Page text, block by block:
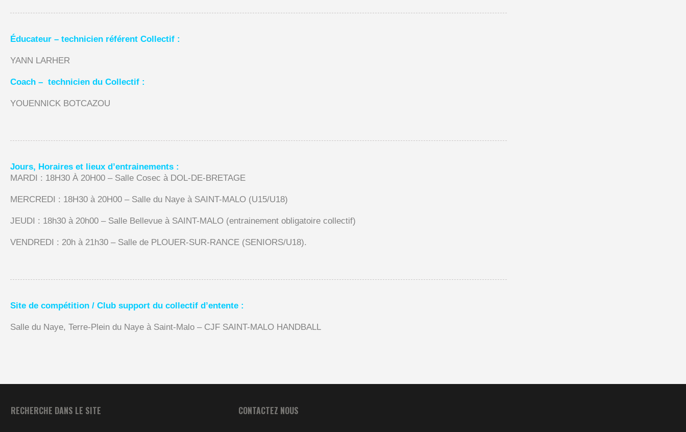
Éducateur – technicien référent Collectif :
YANN LARHER
Coach – technicien du Collectif :
YOUENNICK BOTCAZOU
Jours, Horaires et lieux d’entrainements :
MARDI : 18H30 À 20H00 – Salle Cosec à DOL-DE-BRETAGE
MERCREDI : 18H30 à 20H00 – Salle du Naye à SAINT-MALO (U15/U18)
JEUDI : 18h30 à 20h00 – Salle Bellevue à SAINT-MALO (entrainement obligatoire collectif)
VENDREDI : 20h à 21h30 – Salle de PLOUER-SUR-RANCE (SENIORS/U18).
Site de compétition / Club support du collectif d’entente :
Salle du Naye, Terre-Plein du Naye à Saint-Malo – CJF SAINT-MALO HANDBALL
RECHERCHE DANS LE SITE CONTACTEZ NOUS